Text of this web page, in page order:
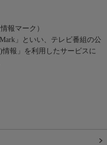
報マーク）
」といい、テレビ番組の公
情報」を利用したサービスに